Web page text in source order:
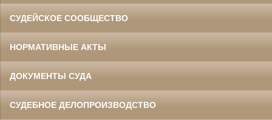
СУДЕЙСКОЕ СООБЩЕСТВО
НОРМАТИВНЫЕ АКТЫ
ДОКУМЕНТЫ СУДА
СУДЕБНОЕ ДЕЛОПРОИЗВОДСТВО